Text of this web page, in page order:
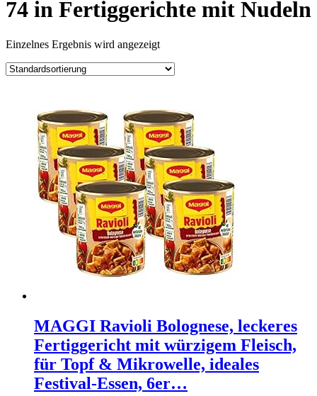
74 in Fertiggerichte mit Nudeln
Einzelnes Ergebnis wird angezeigt
MAGGI Ravioli Bolognese, leckeres
Fertiggericht mit würzigem Fleisch,
für Topf & Mikrowelle, ideales
Festival-Essen, 6er…